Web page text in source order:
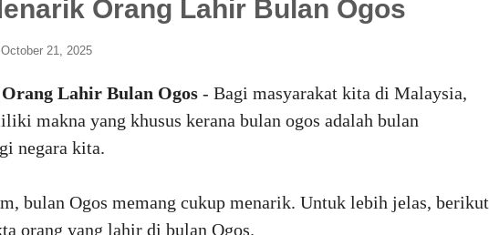
Orang Lahir Bulan Ogos
October 21, 2025
Lahir Bulan Ogos - Bagi masyarakat kita di Malaysia,
makna yang khusus kerana bulan ogos adalah bulan
negara kita.
bulan Ogos memang cukup menarik. Untuk lebih jelas, berikut
orang yang lahir di bulan Ogos.